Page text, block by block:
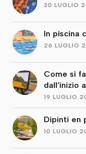
30 LUGLIO
In piscina
26 LUGLIO
Come si
dall’inizio
19 LUGLIO
Dipinti en
10 LUGLIO